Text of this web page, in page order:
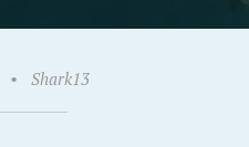
• Shark13